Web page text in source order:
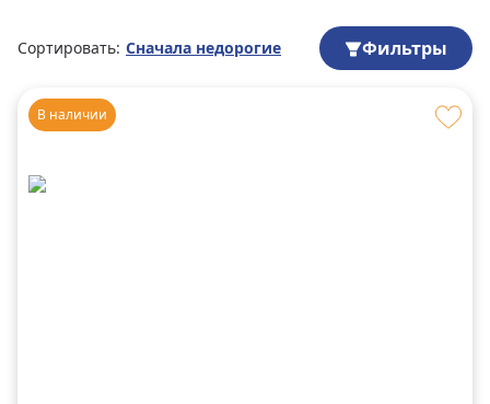
Сортировать: Сначала недорогие Фильтры
В наличии